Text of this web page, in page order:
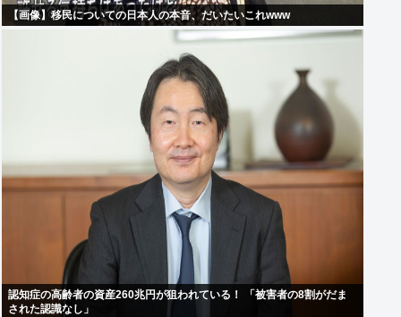
【画像】移民についての日本人の本音、だいたいこれwww
認知症の高齢者の資産260兆円が狙われている！ 「被害者の8割がだま
された認識なし」